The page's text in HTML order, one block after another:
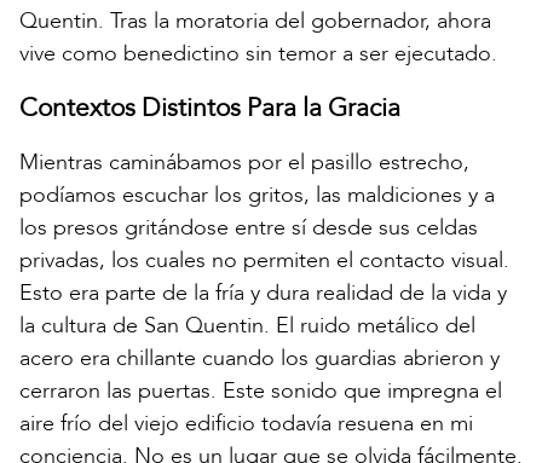
Quentin. Tras la moratoria del gobernador, ahora
vive como benedictino sin temor a ser ejecutado.
Contextos Distintos Para la Gracia
Mientras caminábamos por el pasillo estrecho,
podíamos escuchar los gritos, las maldiciones y a
los presos gritándose entre sí desde sus celdas
privadas, los cuales no permiten el contacto visual.
Esto era parte de la fría y dura realidad de la vida y
la cultura de San Quentin. El ruido metálico del
acero era chillante cuando los guardias abrieron y
cerraron las puertas. Este sonido que impregna el
aire frío del viejo edificio todavía resuena en mi
conciencia. No es un lugar que se olvida fácilmente.